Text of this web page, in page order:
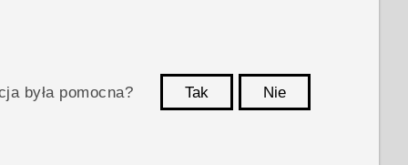
była pomocna? Tak
Nie